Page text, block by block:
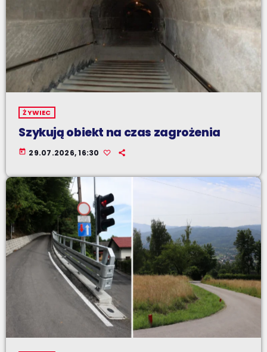
ŻYWIEC
Szykują obiekt na czas zagrożenia
today 29.07.2026, 16:30